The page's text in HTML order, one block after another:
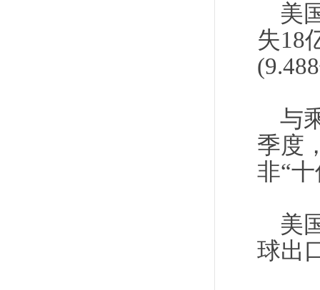
美
失18
与
季度
非“
美
球出